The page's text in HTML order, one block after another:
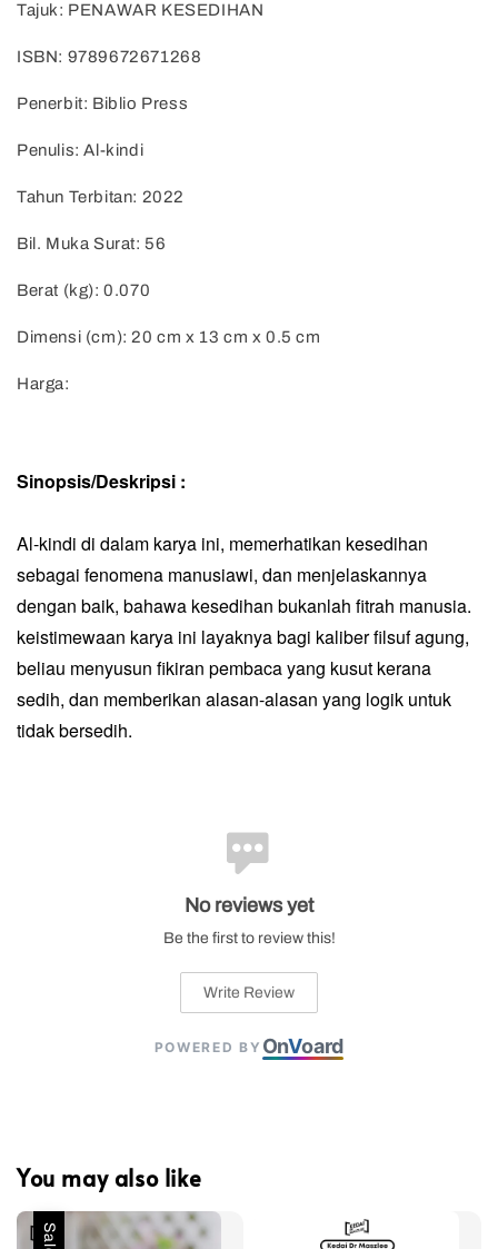
Tajuk: PENAWAR KESEDIHAN
ISBN: 9789672671268
Penerbit: Biblio Press
Penulis: Al-kindi
Tahun Terbitan: 2022
Bil. Muka Surat: 56
Berat (kg): 0.070
Dimensi (cm): 20 cm x 13 cm x 0.5 cm
Harga:
Sinopsis/Deskripsi :
Al-kindi di dalam karya ini, memerhatikan kesedihan
sebagai fenomena manusiawi, dan menjelaskannya
dengan baik, bahawa kesedihan bukanlah fitrah manusia.
keistimewaan karya ini layaknya bagi kaliber filsuf agung,
beliau menyusun fikiran pembaca yang kusut kerana
sedih, dan memberikan alasan-alasan yang logik untuk
tidak bersedih.
No reviews yet
Be the first to review this!
Write Review
POWERED BY OnVoard
You may also like
Sale